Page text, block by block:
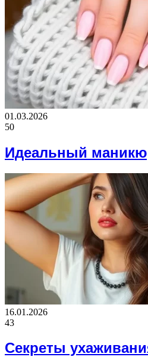
01.03.2026
50
Идеальный
16.01.2026
43
Секреты